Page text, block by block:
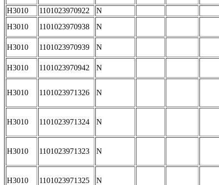
H3010
1101023970922
N
H3010
1101023970938 N
H3010 1101023970939 N
H3010 1101023970942 N
H3010 1101023971326 N
H3010 1101023971324 N
H3010 1101023971323 N
H3010 1101023971325 N